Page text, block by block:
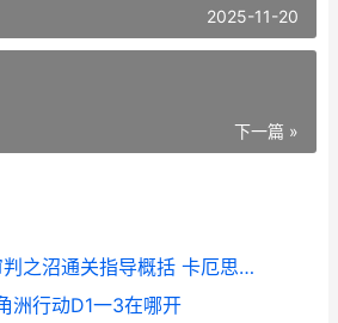
2025-11-20
下一篇 »
《卡厄思梦境》审判之沼通关指导概括 卡厄思梦境梅琳
洲行动D1一3在哪开